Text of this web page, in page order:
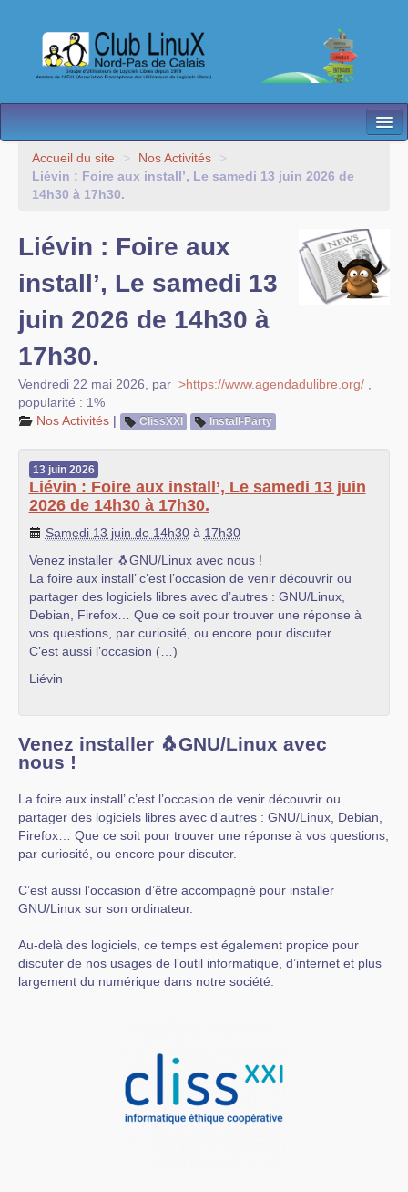
L’Association
Nos Activités
Espace membres
Accueil du site > Nos Activités
>
Liévin : Foire aux install’, Le samedi 13 juin 2026 de
14h30 à 17h30.
Liévin : Foire aux
install’, Le samedi 13
juin 2026 de 14h30 à
17h30.
Vendredi 22 mai 2026 par >https://www.agendadulibre.org/
popularité : 1%
Nos Activités | ClissXXI Install-Party
13 juin 2026
Liévin : Foire aux install’, Le samedi 13 juin
2026 de 14h30 à 17h30.
Samedi 13 juin de 14h30à 17h30
Venez installer 🐧GNU/Linux avec nous !
La foire aux install’ c’est l’occasion de venir découvrir ou
partager des logiciels libres avec d’autres : GNU/Linux,
Debian, Firefox… Que ce soit pour trouver une réponse à
vos questions, par curiosité, ou encore pour discuter.
C’est aussi l’occasion (…)
Liévin
Venez installer 🐧GNU/Linux avec
nous !
La foire aux install’ c’est l’occasion de venir découvrir ou
partager des logiciels libres avec d’autres : GNU/Linux, Debian,
Firefox… Que ce soit pour trouver une réponse à vos questions,
par curiosité, ou encore pour discuter.
C’est aussi l’occasion d’être accompagné pour installer
GNU/Linux sur son ordinateur.
Au-delà des logiciels, ce temps est également propice pour
discuter de nos usages de l’outil informatique, d’internet et plus
largement du numérique dans notre société.